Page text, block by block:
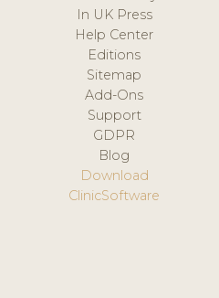
In UK Press
Help Center
Editions
Sitemap
Add-Ons
Support
GDPR
Blog
Download
ClinicSoftware